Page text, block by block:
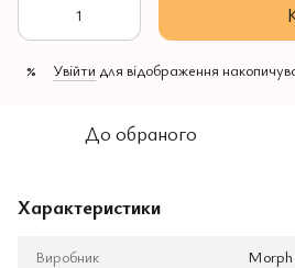
% Увійти для відображення
До обраного
Характеристики
Виробник
Morph